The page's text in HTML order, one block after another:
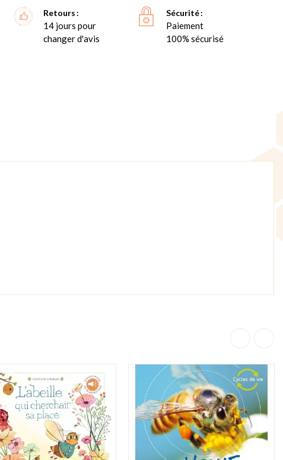
Retours
14 jours pour
changer d'avis
Sécurité
Paiement
100% sécurisé